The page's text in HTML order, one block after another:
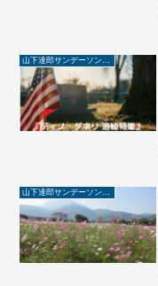
山下達郎サンデーソングブック